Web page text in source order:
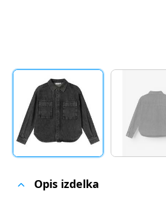
Opis izdelka